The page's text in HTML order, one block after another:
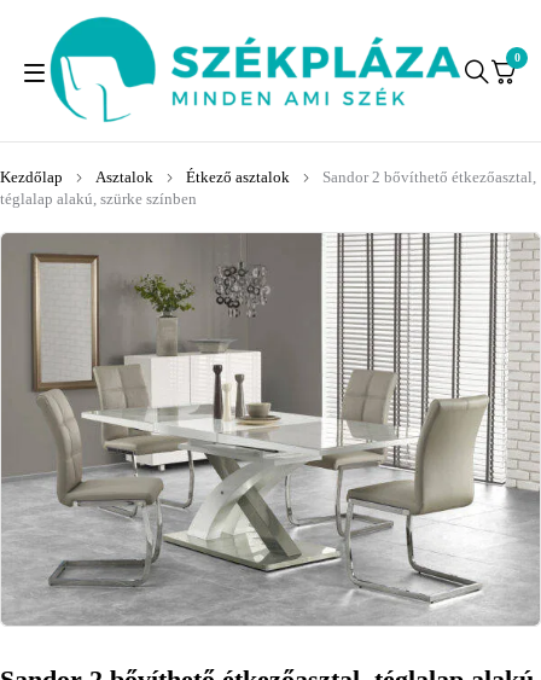
0
Kezdőlap Asztalok Étkező asztalok
Sandor 2 bővíthető étkezőasztal,
téglalap alakú, szürke színben